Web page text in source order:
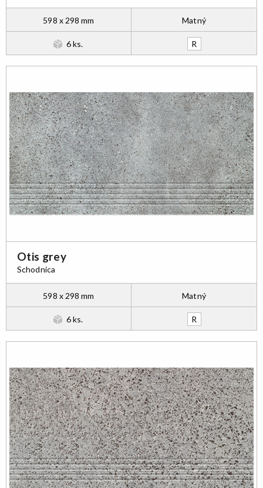
598 x 298 mm Matný
6 ks. R
Otis grey
Schodnica
598 x 298 mm Matný
6 ks. R